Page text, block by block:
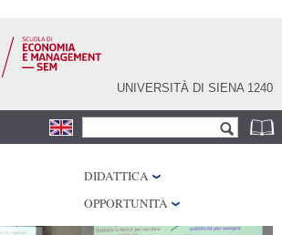
contenuto
principale
UNIVERSITÀ DI SIENA 1240
Form di ricerca
DIDATTICA
OPPORTUNITÀ